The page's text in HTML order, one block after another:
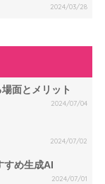
2024/03/28
面とメリット
2024/07/04
2024/07/02
すめ生成AI
2024/07/01